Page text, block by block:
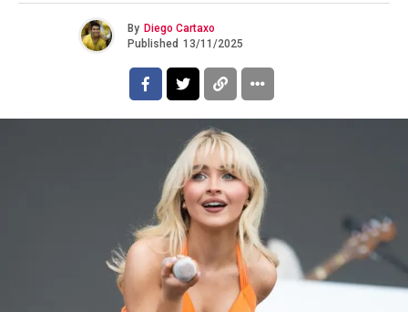
By Diego Cartaxo
Published 13/11/2025